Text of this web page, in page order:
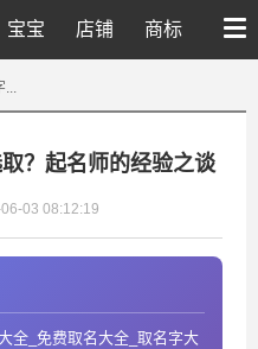
宝宝 店铺 商标
...
？起名师的经验之谈
03 08:12:19
全_免费取名大全_取名字大